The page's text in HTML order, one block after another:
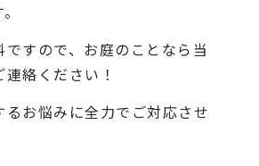
すので、お庭のことなら当
絡ください！
るお悩みに全力でご対応させ